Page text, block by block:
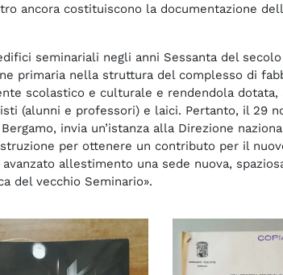
ancora costituiscono la documentazione
seminariali negli anni Sessanta del
primaria nella struttura del complesso di
scolastico e culturale e rendendola dotata,
(alunni e professori) e laici. Pertanto, il 29
invia un’istanza alla Direzione
per ottenere un contributo per il
allestimento una sede nuova,
del vecchio Seminario».